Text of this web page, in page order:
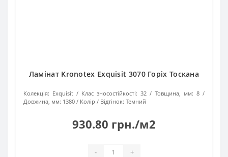
Ламінат Kronotex Exquisit 3070 Горіх Тоскана
Колекція: Exquisit Клас зносостійкості: 32 Товщина, мм: 8
Довжина, мм: 1380 Колір / Відтінок: Темний
930.80 грн./м2
- +